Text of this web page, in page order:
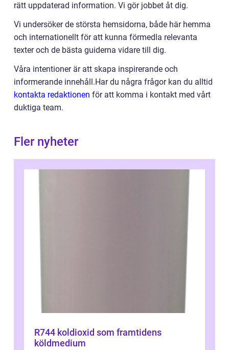
rätt uppdaterad information. Vi gör jobbet åt dig.
Vi undersöker de största hemsidorna, både här hemma
och internationellt för att kunna förmedla relevanta
texter och de bästa guiderna vidare till dig.
Våra intentioner är att skapa inspirerande och
informerande innehåll.Har du några frågor kan du alltid
kontakta redaktionen för att komma i kontakt med vårt
duktiga team.
Fler nyheter
R744 koldioxid som framtidens
köldmedium